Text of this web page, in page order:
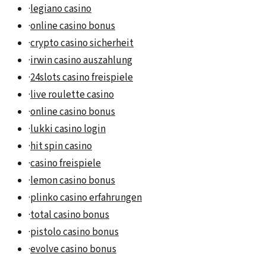
·legiano casino
·online casino bonus
·crypto casino sicherheit
·irwin casino auszahlung
·24slots casino freispiele
·live roulette casino
·online casino bonus
·lukki casino login
·hit spin casino
·casino freispiele
·lemon casino bonus
·plinko casino erfahrungen
·total casino bonus
·pistolo casino bonus
·evolve casino bonus